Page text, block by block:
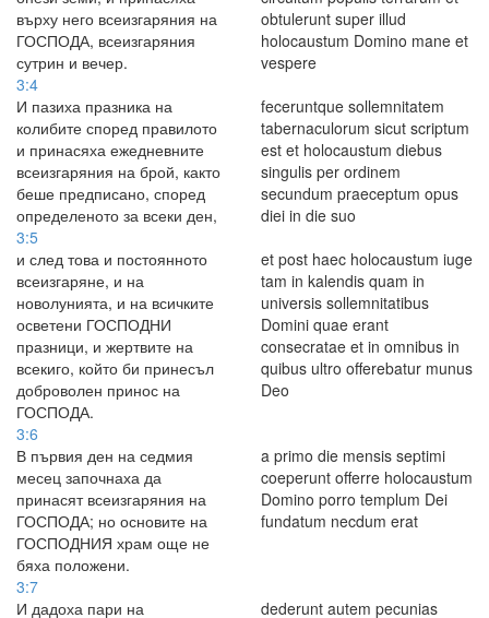
върху него всеизгаряния на
ГОСПОДА, всеизгаряния
сутрин и вечер.
obtulerunt super illud
holocaustum Domino mane et
vespere
3:4
И пазиха празника на
колибите според правилото
и принасяха ежедневните
всеизгаряния на брой, както
беше предписано, според
определеното за всеки ден,
feceruntque sollemnitatem
tabernaculorum sicut scriptum
est et holocaustum diebus
singulis per ordinem
secundum praeceptum opus
diei in die suo
3:5
и след това и постоянното
всеизгаряне, и на
новолунията, и на всичките
осветени ГОСПОДНИ
празници, и жертвите на
всекиго, който би принесъл
доброволен принос на
ГОСПОДА.
et post haec holocaustum iuge
tam in kalendis quam in
universis sollemnitatibus
Domini quae erant
consecratae et in omnibus in
quibus ultro offerebatur munus
Deo
3:6
В първия ден на седмия
месец започнаха да
принасят всеизгаряния на
ГОСПОДА; но основите на
ГОСПОДНИЯ храм още не
бяха положени.
a primo die mensis septimi
coeperunt offerre holocaustum
Domino porro templum Dei
fundatum necdum erat
3:7
И дадоха пари на
dederunt autem pecunias